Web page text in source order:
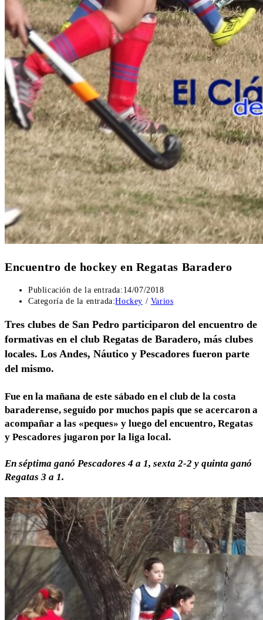
Encuentro de hockey en Regatas Baradero
Publicación de la entrada: 14/07/2018
Categoría de la entrada:Hockey / Varios
Tres clubes de San Pedro participaron del encuentro de
formativas en el club Regatas de Baradero, más clubes
locales. Los Andes, Náutico y Pescadores fueron parte
del mismo.
Fue en la mañana de este sábado en el club de la costa
baraderense, seguido por muchos papis que se acercaron a
acompañar a las «peques» y luego del encuentro, Regatas
y Pescadores jugaron por la liga local.
En séptima ganó Pescadores 4 a 1, sexta 2-2 y quinta ganó
Regatas 3 a 1.